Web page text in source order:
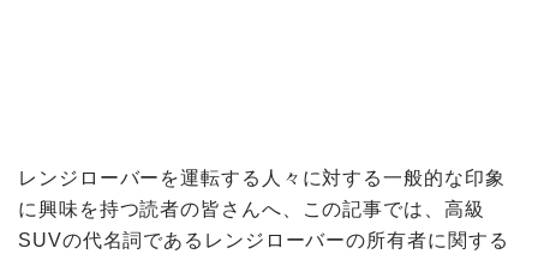
レンジローバーを運転する人々に対する一般的な印象
に興味を持つ読者の皆さんへ、この記事では、高級
SUVの代名詞であるレンジローバーの所有者に関する